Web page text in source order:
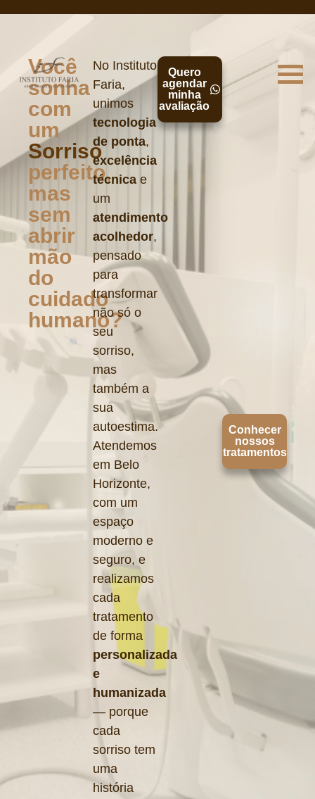
Você
sonha
com
um
Sorriso
perfeito,
mas
sem
abrir
mão
do
cuidado
humano?
No Instituto
Faria,
unimos
tecnologia
de ponta,
excelência
técnica e
um
atendimento
acolhedor,
pensado
para
transformar
não só o
seu
sorriso,
mas
também a
sua
autoestima.
Atendemos
em Belo
Horizonte,
com um
espaço
moderno e
seguro, e
realizamos
cada
tratamento
de forma
personalizada
e
humanizada
— porque
cada
sorriso tem
uma
história
Quero
agendar
minha
avaliação
Conhecer
nossos
tratamentos